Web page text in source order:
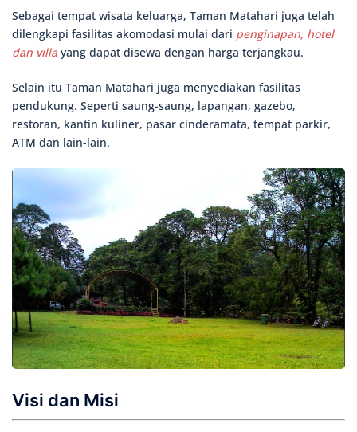
Sebagai tempat wisata keluarga, Taman Matahari juga telah
dilengkapi fasilitas akomodasi mulai dari penginapan, hotel
dan villa yang dapat disewa dengan harga terjangkau.
Selain itu Taman Matahari juga menyediakan fasilitas
pendukung. Seperti saung-saung, lapangan, gazebo,
restoran, kantin kuliner, pasar cinderamata, tempat parkir,
ATM dan lain-lain.
Visi dan Misi